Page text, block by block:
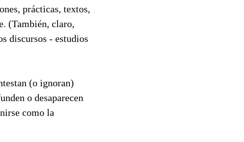
prácticas, textos,
(También, claro,
discursos - estudios
(o ignoran)
o desaparecen
como la